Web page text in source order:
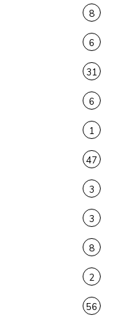
8
6
31
6
1
47
3
3
8
2
56